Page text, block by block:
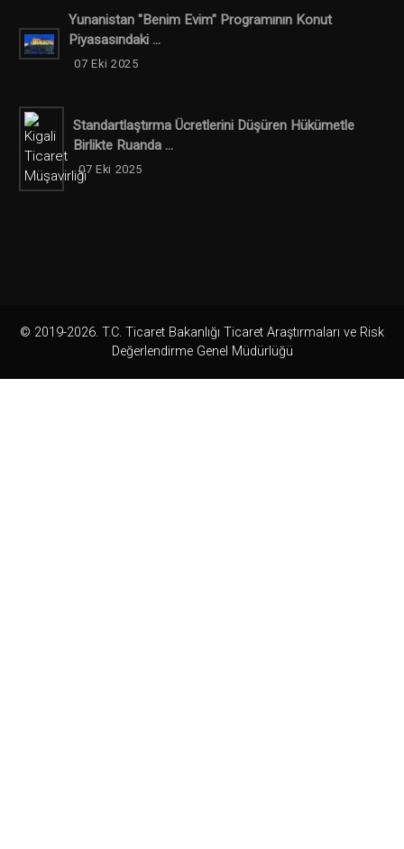
Yunanistan "Benim Evim" Programının Konut
Piyasasındaki ...
07 Eki 2025
Standartlaştırma Ücretlerini Düşüren Hükümetle
Birlikte Ruanda ...
07 Eki 2025
© 2019-2026. T.C. Ticaret Bakanlığı Ticaret Araştırmaları ve Risk
Değerlendirme Genel Müdürlüğü